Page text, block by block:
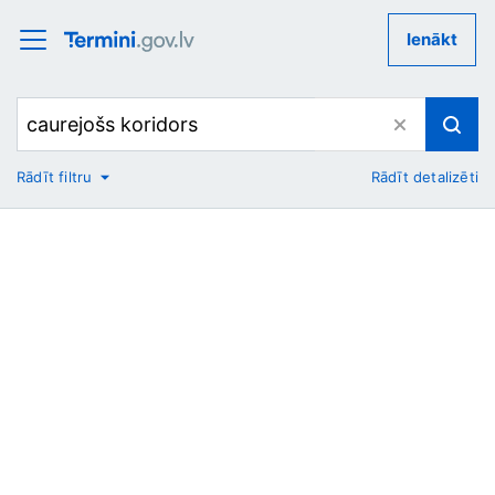
Ienākt
No
Rādīt filtru Rādīt detalizēti